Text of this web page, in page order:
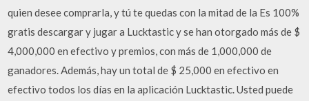
quien desee comprarla, y tú te quedas con la mitad de la Es 100%
gratis descargar y jugar a Lucktastic y se han otorgado más de $
4,000,000 en efectivo y premios, con más de 1,000,000 de
ganadores. Además, hay un total de $ 25,000 en efectivo en
efectivo todos los días en la aplicación Lucktastic. Usted puede